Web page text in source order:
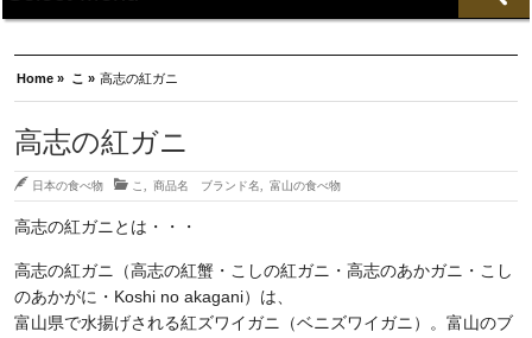
Home » こ » 高志の紅ガニ
高志の紅ガニ
日本の食べ物 こ 商品名 ブランド名 富山の食べ物
高志の紅ガニとは・・・
高志の紅ガニ（高志の紅蟹・こしの紅ガニ・高志のあかガニ・こし
のあかがに・Koshi no akagani）は、
富山県で水揚げされる紅ズワイガニ（ベニズワイガニ）。富山のブ